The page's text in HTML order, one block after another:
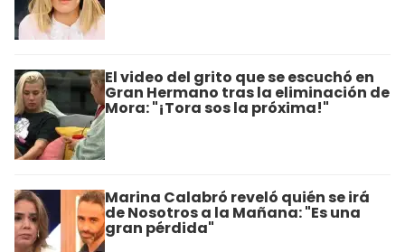
El video del grito que se escuchó en
Gran Hermano tras la eliminación de
Mora: "¡Tora sos la próxima!"
Marina Calabró reveló quién se irá
de Nosotros a la Mañana: "Es una
gran pérdida"